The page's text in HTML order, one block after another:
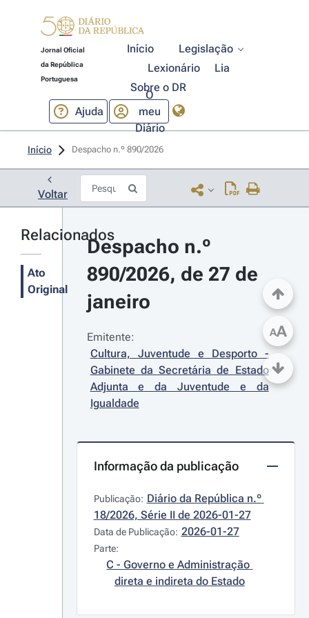
Jornal Oficial
da República
Portuguesa
Início
Legislação
Lexionário
Lia
Sobre o DR
Ajuda
O
meu
Diário
Início Despacho n.º 890/2026
Voltar
Relacionados
Ato
Original
Despacho n.º
890/2026, de 27 de
janeiro
Emitente:
Cultura, Juventude e Desporto -
Gabinete da Secretária de Estado
Adjunta e da Juventude e da
Igualdade
Informação da publicação
Publicação: Diário da República n.º
18/2026, Série II de 2026-01-27
Data de Publicação: 2026-01-27
Parte:
C - Governo e Administração
direta e indireta do Estado
AA